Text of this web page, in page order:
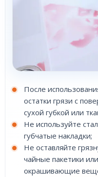
После
остатки грязи с
сухой губкой или
Не используйте
губчатые накладки;
Не оставляйте
чайные пакетики
окрашивающие